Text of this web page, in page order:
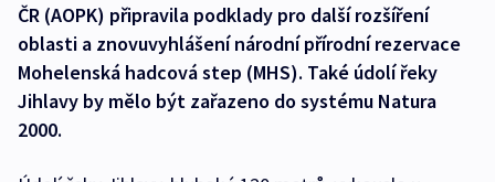
ČR (AOPK) připravila podklady pro další rozšíření
oblasti a znovuvyhlášení národní přírodní rezervace
Mohelenská hadcová step (MHS). Také údolí řeky
Jihlavy by mělo být zařazeno do systému Natura
2000.